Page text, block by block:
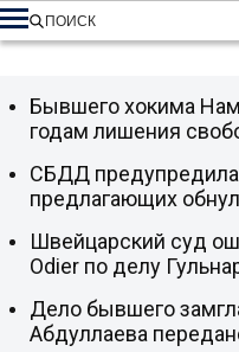
ПОИСК
Бывшего хокима
годам лишения
СБДД
предлагающих
Швейцарский суд
Odier по делу
Дело бывшего
Абдуллаева